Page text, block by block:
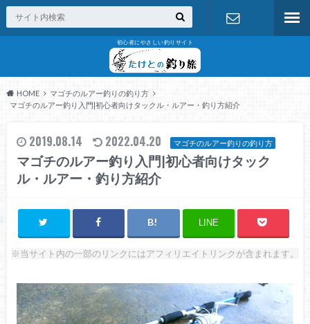
初心者にやさしい釣りサイト
HOME
マゴチのルアー釣りの釣り方
マゴチのルアー釣り入門|初心者向けタックル・ルアー・釣り方紹介
2019.08.14 2022.04.20 マゴチのルアー釣りの釣り方
マゴチのルアー釣り入門|初心者向けタック
ル・ルアー・釣り方紹介
LINE
※当サイト内の一部のリンクにはアフィリエイトリンクが含まれます。